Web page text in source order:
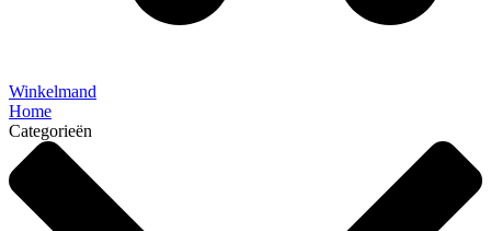
Winkelmand
Home
Categorieën